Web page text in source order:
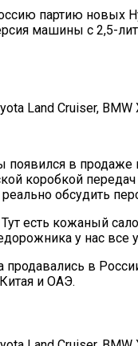
партию новых
машины с 2,5-
появился в
коробкой
обсудить
есть кожаный
у нас все
в
и ОАЭ.